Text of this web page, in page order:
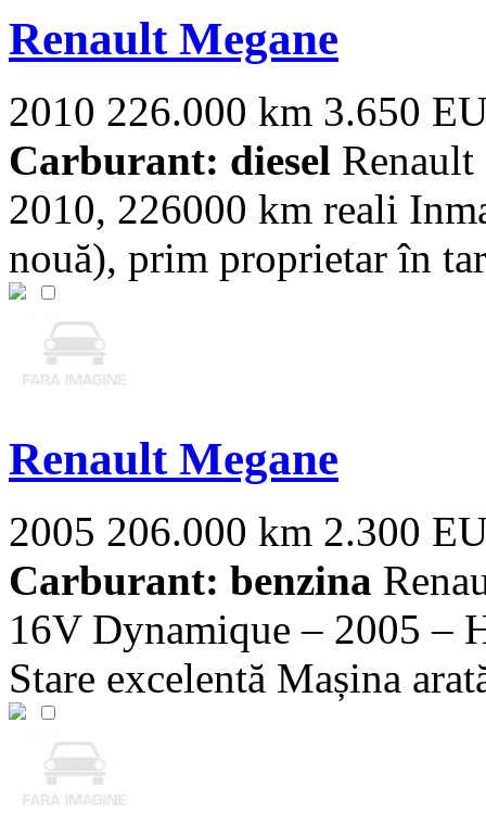
Renault Megane
2010 226.000 km 3.650
Carburant: diesel
2010, 226000 km reali
nouă), prim proprietar în
Renault Megane
2005 206.000 km 2.300
Carburant: benzina
16V Dynamique – 2005 –
Stare excelentă Mașina